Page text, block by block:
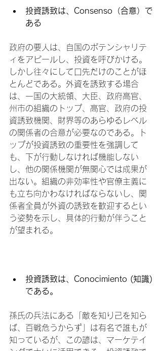
投資誘致は、Consenso（合意）で
ある
政府の要人は、自国のポテンシャリテ
ィをアピールし、投資を呼びかける。
しかし往々にして口先だけのことがほ
とんどである。外資を誘致する場合
は、一国の大統領、大臣、政府高官、
州市の組織のトップ、高官、政府の投
資誘致機関、財界等のあらゆるレベル
の関係者の合意が必要なのである。ト
ップが投資誘致の重要性を強調して
も、下が行動しなければ機能しない
し、他の関係機関が無関心では成果が
出ない。組織の非効率性や官僚主義に
も立ち向かわなければならないし、関
係者全員が外資の誘致を歓迎するとい
う姿勢を示し、具体的行動が伴うこと
が望まれる。
投資誘致は、Conocimiento (知識)
である。
孫氏の兵法にある「敵を知り己を知ら
ば、百戦危うからず」は有名で誰もが
知っているが、この諺は、マーケテイ